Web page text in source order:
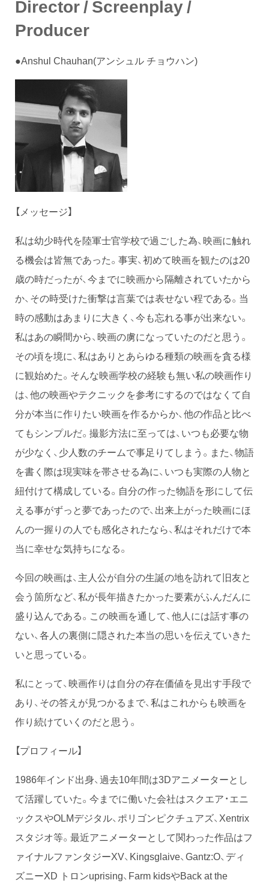
Director / Screenplay /
Producer
●Anshul Chauhan(アンシュル チョウハン)
【メッセージ】
私は幼少時代を陸軍士官学校で過ごした為、映画に触れ
る機会は皆無であった。事実、初めて映画を観たのは20
歳の時だったが、今までに映画から隔離されていたから
か、その時受けた衝撃は言葉では表せない程である。当
時の感動はあまりに大きく、今も忘れる事が出来ない。
私はあの瞬間から、映画の虜になっていたのだと思う。
その頃を境に、私はありとあらゆる種類の映画を貪る様
に観始めた。そんな映画学校の経験も無い私の映画作り
は、他の映画やテクニックを参考にするのではなくて自
分が本当に作りたい映画を作るからか、他の作品と比べ
てもシンプルだ。撮影方法に至っては、いつも必要な物
が少なく、少人数のチームで事足りてしまう。また、物語
を書く際は現実味を帯させる為に、いつも実際の人物と
紐付けて構成している。自分の作った物語を形にして伝
える事がずっと夢であったので、出来上がった映画にほ
んの一握りの人でも感化されたなら、私はそれだけで本
当に幸せな気持ちになる。
今回の映画は、主人公が自分の生誕の地を訪れて旧友と
会う箇所など、私が長年描きたかった要素がふんだんに
盛り込んである。この映画を通して、他人には話す事の
ない、各人の裏側に隠された本当の思いを伝えていきた
いと思っている。
私にとって、映画作りは自分の存在価値を見出す手段で
あり、その答えが見つかるまで、私はこれからも映画を
作り続けていくのだと思う。
【プロフィール】
1986年インド出身、過去10年間は3Dアニメーターとし
て活躍していた。今までに働いた会社はスクエア・エニ
ックスやOLMデジタル、ポリゴンピクチュアズ、Xentrix
スタジオ等。最近アニメーターとして関わった作品はフ
ァイナルファンタジーXV、Kingsglaive、Gantz:O、ディ
ズニーXD トロンuprising、Farm kidsやBack at the